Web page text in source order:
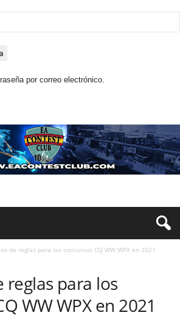
por correo electrónico.
de reglas para los concursos CQ WW WPX en 2021
reglas para los
WW WPX en 2021